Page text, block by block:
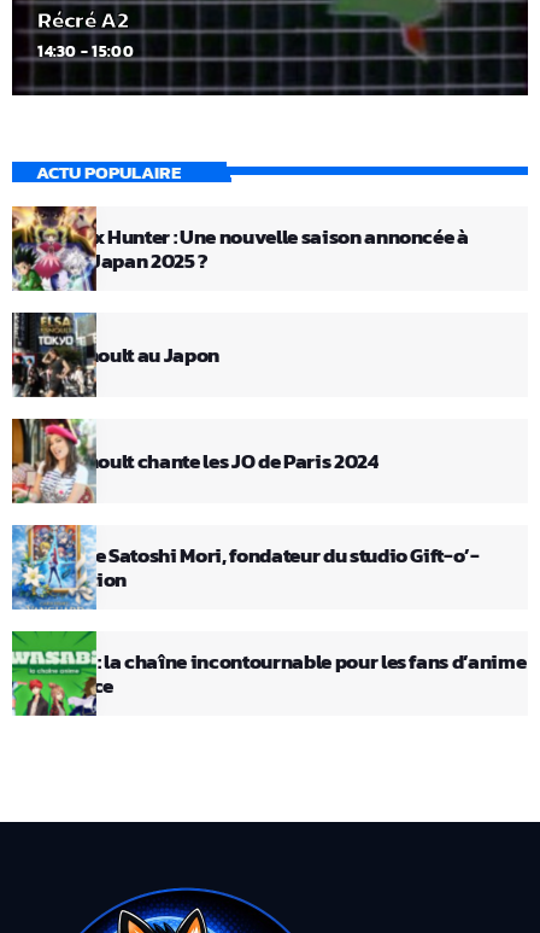
Récré A2
14:30 - 15:00
ACTU POPULAIRE
Hunter x Hunter : Une nouvelle saison annoncée à
Anime Japan 2025 ?
Elsa Esnoult au Japon
Elsa Esnoult chante les JO de Paris 2024
Décès de Satoshi Mori, fondateur du studio Gift-o’-
Animation
Wasabi : la chaîne incontournable pour les fans d’anime
en France